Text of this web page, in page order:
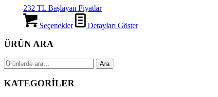
232 TL Başlayan Fiyatlar
Seçenekler Detayları Göster
ÜRÜN ARA
Ara: Ara
KATEGORİLER